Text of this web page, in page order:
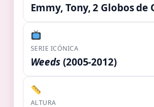
Emmy, Tony, 2 Globos de
SERIE ICÓNICA
Weeds(2005-2012)
ALTURA